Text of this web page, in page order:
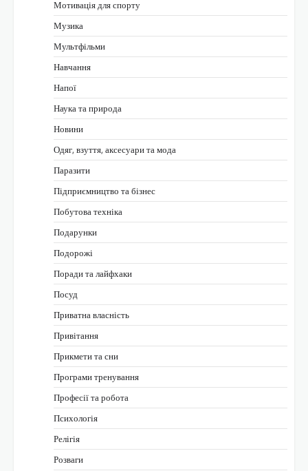
Мотивація для спорту
Музика
Мультфільми
Навчання
Напої
Наука та природа
Новини
Одяг, взуття, аксесуари та мода
Паразити
Підприємництво та бізнес
Побутова техніка
Подарунки
Подорожі
Поради та лайфхаки
Посуд
Приватна власність
Привітання
Прикмети та сни
Програми тренування
Професії та робота
Психологія
Релігія
Розваги